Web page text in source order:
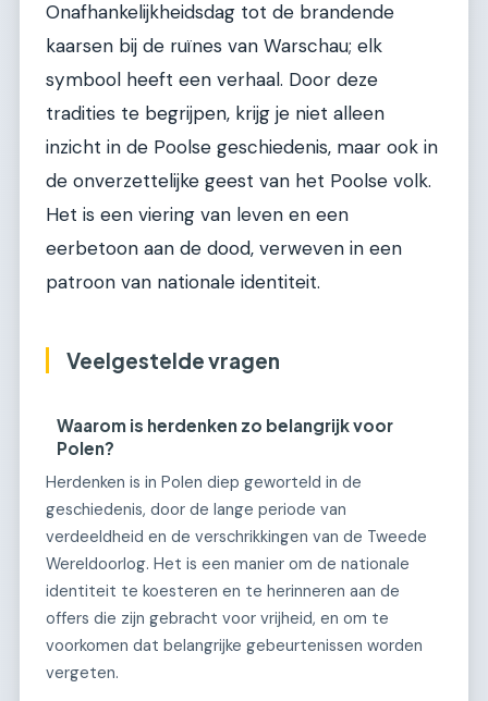
Onafhankelijkheidsdag tot de brandende
kaarsen bij de ruïnes van Warschau; elk
symbool heeft een verhaal. Door deze
tradities te begrijpen, krijg je niet alleen
inzicht in de Poolse geschiedenis, maar ook in
de onverzettelijke geest van het Poolse volk.
Het is een viering van leven en een
eerbetoon aan de dood, verweven in een
patroon van nationale identiteit.
Veelgestelde vragen
Waarom is herdenken zo belangrijk voor
Polen?
Herdenken is in Polen diep geworteld in de
geschiedenis, door de lange periode van
verdeeldheid en de verschrikkingen van de Tweede
Wereldoorlog. Het is een manier om de nationale
identiteit te koesteren en te herinneren aan de
offers die zijn gebracht voor vrijheid, en om te
voorkomen dat belangrijke gebeurtenissen worden
vergeten.